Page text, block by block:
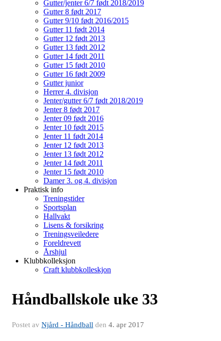
Gutter/jenter 6/7 født 2018/2019
Gutter 8 født 2017
Gutter 9/10 født 2016/2015
Gutter 11 født 2014
Gutter 12 født 2013
Gutter 13 født 2012
Gutter 14 født 2011
Gutter 15 født 2010
Gutter 16 født 2009
Gutter junior
Herrer 4. divisjon
Jenter/gutter 6/7 født 2018/2019
Jenter 8 født 2017
Jenter 09 født 2016
Jenter 10 født 2015
Jenter 11 født 2014
Jenter 12 født 2013
Jenter 13 født 2012
Jenter 14 født 2011
Jenter 15 født 2010
Damer 3. og 4. divisjon
Praktisk info
Treningstider
Sportsplan
Hallvakt
Lisens & forsikring
Treningsveiledere
Foreldrevett
Årshjul
Klubbkolleksjon
Craft klubbkolleskjon
Håndballskole uke 33
Postet av Njård - Håndball den 4. apr 2017